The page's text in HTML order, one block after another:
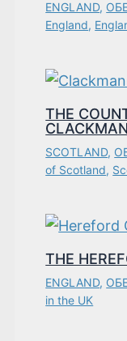
ENGLAND,
England,
THE
SCOTLAND,
of Scotland,
THE
ENGLAND,
in the UK